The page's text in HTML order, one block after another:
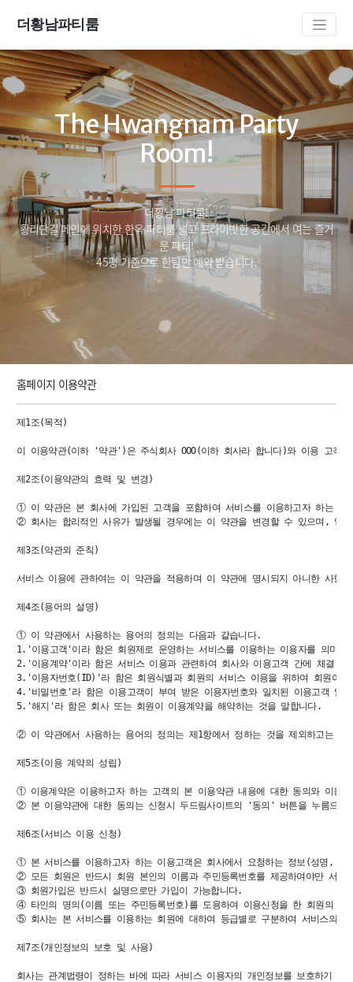
더황남파티룸
The Hwangnam Party
Room!
더황남 파티룸!
황리단길 메인에 위치한 한옥 파티룸 넓고 프라이빗한 공간에서 여는 즐거
운 파티!
45평 기준으로 한팀만 예약 받습니다.
홈페이지 이용약관
제1조(목적)
이 이용약관(이하 '약관')은 주식회사 OOO(이하 회사라 합니다)와 이용 고
제2조(이용약관의 효력 및 변경)
① 이 약관은 본 회사에 가입된 고객을 포함하여 서비스를 이용하고자 하는 모
② 회사는 합리적인 사유가 발생될 경우에는 이 약관을 변경할 수 있으며, 약
제3조(약관외 준칙)
서비스 이용에 관하여는 이 약관을 적용하며 이 약관에 명시되지 아니한 사항
제4조(용어의 설명)
① 이 약관에서 사용하는 용어의 정의는 다음과 같습니다.
1.'이용고객'이라 함은 회원제로 운영하는 서비스를 이용하는 이용자를 의미합
2.'이용계약'이라 함은 서비스 이용과 관련하여 회사와 이용고객 간에 체결 하
3.'이용자번호(ID)'라 함은 회원식별과 회원의 서비스 이용을 위하여 회원이
4.'비밀번호'라 함은 이용고객이 부여 받은 이용자번호와 일치된 이용고객 임
5.'해지'라 함은 회사 또는 회원이 이용계약을 해약하는 것을 말합니다.
② 이 약관에서 사용하는 용어의 정의는 제1항에서 정하는 것을 제외하고는 관
제5조(이용 계약의 성립)
① 이용계약은 이용하고자 하는 고객의 본 이용약관 내용에 대한 동의와 이용
② 본 이용약관에 대한 동의는 신청시 두드림사이트의 '동의' 버튼을 누름으로
제6조(서비스 이용 신청)
① 본 서비스를 이용하고자 하는 이용고객은 회사에서 요청하는 정보(성명,
② 모든 회원은 반드시 회원 본인의 이름과 주민등록번호를 제공하여야만 서
③ 회원가입은 반드시 실명으로만 가입이 가능합니다.
④ 타인의 명의(이름 또는 주민등록번호)를 도용하여 이용신청을 한 회원의
⑤ 회사는 본 서비스를 이용하는 회원에 대하여 등급별로 구분하여 서비스의
제7조(개인정보의 보호 및 사용)
회사는 관계법령이 정하는 바에 따라 서비스 이용자의 개인정보를 보호하기